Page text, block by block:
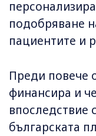
подобряване
пациентите и
Преди повече
финансира и
впоследствие
българската